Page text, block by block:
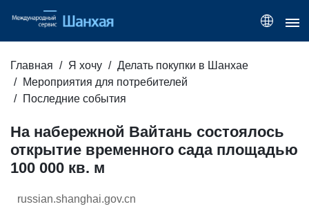
Главная Я хочу
Делать покупки в Шанхае
Мероприятия для потребителей
Последние события
На набережной Вайтань состоялось
открытие временного сада площадью
100 000 кв. м
russian.shanghai.gov.cn